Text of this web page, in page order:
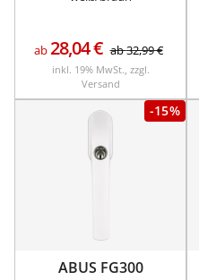
ab28,04€ ab32,99€
inkl. 19% MwSt., zzgl.
Versand
-15%
ABUS FG300